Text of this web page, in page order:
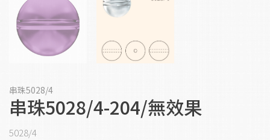
串珠5028/4
串珠5028/4-204/無效果
5028/4